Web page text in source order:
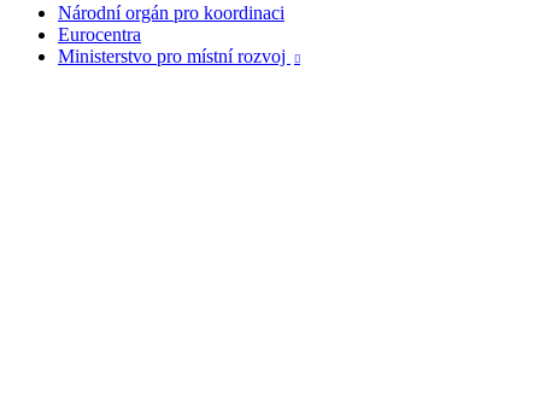
Národní orgán pro koordinaci
Eurocentra
Ministerstvo pro místní rozvoj
